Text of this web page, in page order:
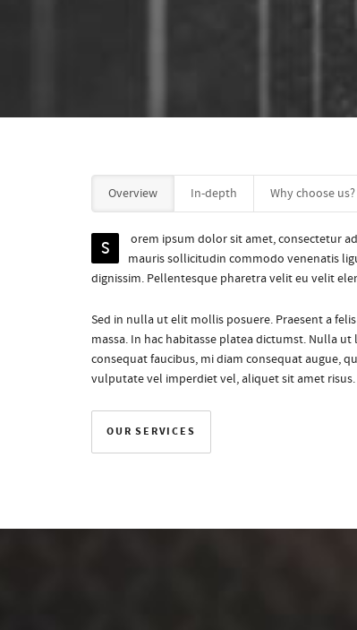
Overview In-depth Why choose us?
S
orem ipsum dolor sit amet, consectetur
mauris sollicitudin commodo venenatis
dignissim. Pellentesque pharetra velit eu velit
Sed in nulla ut elit mollis posuere. Praesent a
massa. In hac habitasse platea dictumst. Nulla
consequat faucibus, mi diam consequat augue,
vulputate vel imperdiet vel, aliquet sit amet risus.
OUR SERVICES